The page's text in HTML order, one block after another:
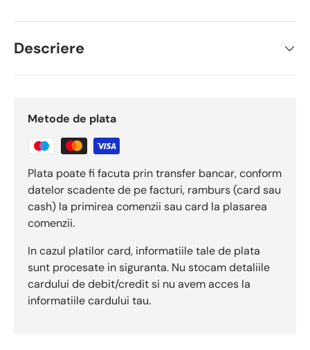
Descriere
Metode de plata
Plata poate fi facuta prin transfer bancar, conform
datelor scadente de pe facturi, ramburs (card sau
cash) la primirea comenzii sau card la plasarea
comenzii.
In cazul platilor card, informatiile tale de plata
sunt procesate in siguranta. Nu stocam detaliile
cardului de debit/credit si nu avem acces la
informatiile cardului tau.